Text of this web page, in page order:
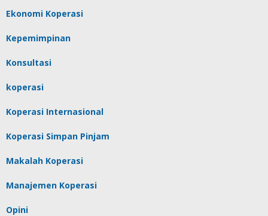
Ekonomi Koperasi
Kepemimpinan
Konsultasi
koperasi
Koperasi Internasional
Koperasi Simpan Pinjam
Makalah Koperasi
Manajemen Koperasi
Opini